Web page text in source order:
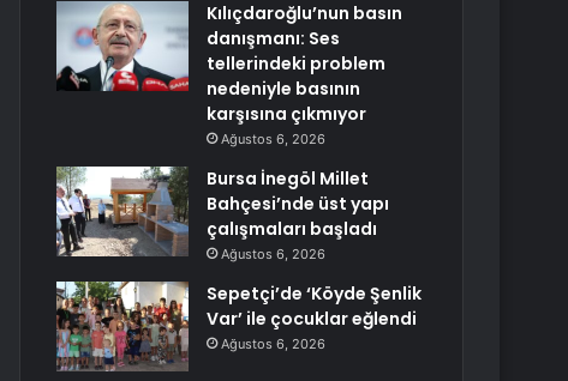
Kılıçdaroğlu’nun basın
danışmanı: Ses
tellerindeki problem
nedeniyle basının
karşısına çıkmıyor
Ağustos 6, 2026
Bursa İnegöl Millet
Bahçesi’nde üst yapı
çalışmaları başladı
Ağustos 6, 2026
Sepetçi’de ‘Köyde Şenlik
Var’ ile çocuklar eğlendi
Ağustos 6, 2026